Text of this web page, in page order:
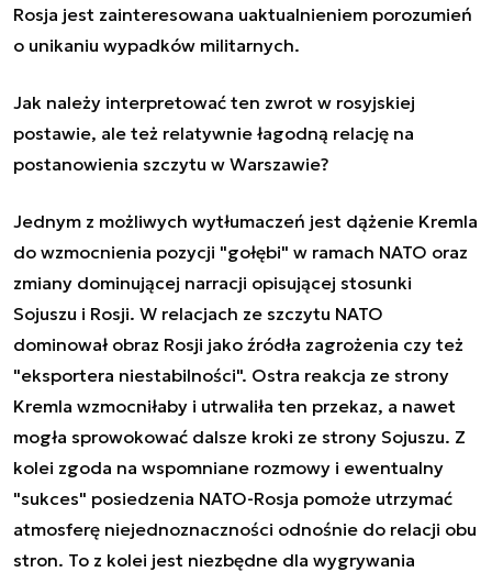
Rosja jest zainteresowana uaktualnieniem porozumień
o unikaniu wypadków militarnych.
Jak należy interpretować ten zwrot w rosyjskiej
postawie, ale też relatywnie łagodną relację na
postanowienia szczytu w Warszawie?
Jednym z możliwych wytłumaczeń jest dążenie Kremla
do wzmocnienia pozycji "gołębi" w ramach NATO oraz
zmiany dominującej narracji opisującej stosunki
Sojuszu i Rosji. W relacjach ze szczytu NATO
dominował obraz Rosji jako źródła zagrożenia czy też
"eksportera niestabilności". Ostra reakcja ze strony
Kremla wzmocniłaby i utrwaliła ten przekaz, a nawet
mogła sprowokować dalsze kroki ze strony Sojuszu. Z
kolei zgoda na wspomniane rozmowy i ewentualny
"sukces" posiedzenia NATO-Rosja pomoże utrzymać
atmosferę niejednoznaczności odnośnie do relacji obu
stron. To z kolei jest niezbędne dla wygrywania